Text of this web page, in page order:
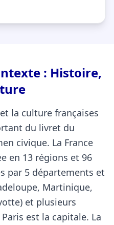
: Histoire,
la culture françaises
du livret du
civique. La France
en 13 régions et 96
par 5 départements et
Martinique,
et plusieurs
est la capitale. La